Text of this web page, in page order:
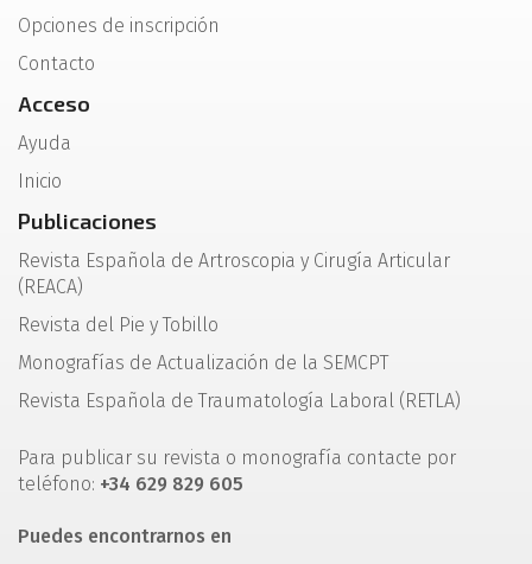
Opciones de inscripción
Contacto
Acceso
Ayuda
Inicio
Publicaciones
Revista Española de Artroscopia y Cirugía Articular
(REACA)
Revista del Pie y Tobillo
Monografías de Actualización de la SEMCPT
Revista Española de Traumatología Laboral (RETLA)
Para publicar su revista o monografía contacte por
teléfono: +34 629 829 605
Puedes encontrarnos en